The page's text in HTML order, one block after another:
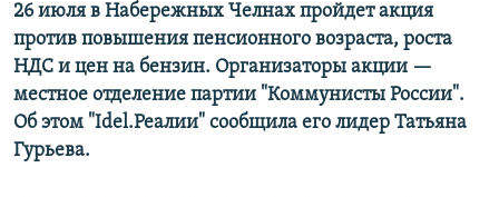
Все сайты РСЕ/РС
26 июля в Набережных Челнах пройдет акция
против повышения пенсионного возраста, роста
НДС и цен на бензин. Организаторы акции —
местное отделение партии "Коммунисты России".
Об этом "Idel.Реалии" сообщила его лидер Татьяна
Гурьева.